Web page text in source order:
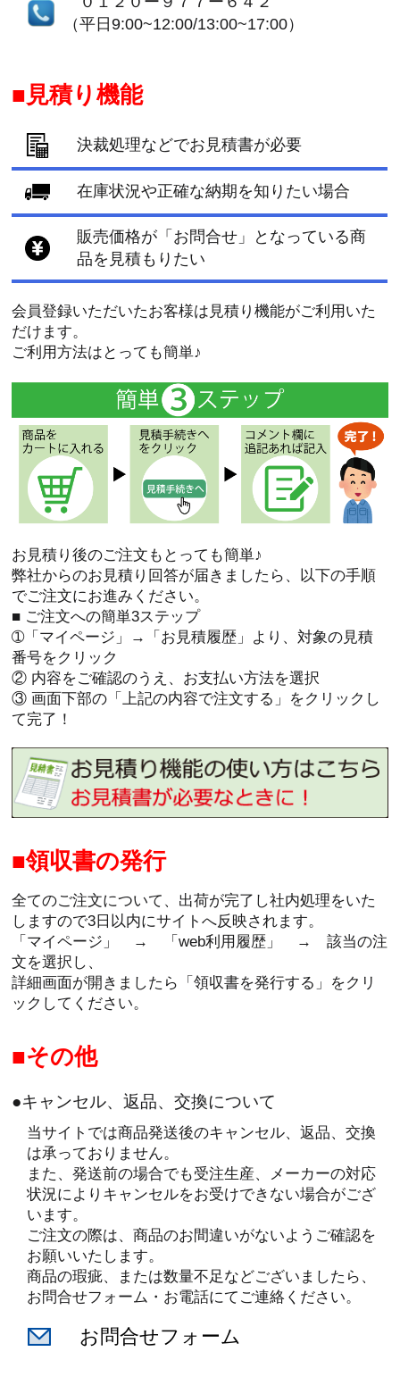
（平日9:00~12:00/13:00~17:00）
見積り機能
決裁処理などでお見積書が必要
在庫状況や正確な納期を知りたい場合
販売価格が「お問合せ」となっている商
品を見積もりたい
会員登録いただいたお客様は見積り機能がご利用いた
だけます。
ご利用方法はとっても簡単♪
お見積り後のご注文もとっても簡単♪
弊社からのお見積り回答が届きましたら、以下の手順
でご注文にお進みください。
■ ご注文への簡単3ステップ
➀「マイページ」→「お見積履歴」より、対象の見積
番号をクリック
② 内容をご確認のうえ、お支払い方法を選択
③ 画面下部の「上記の内容で注文する」をクリックし
て完了！
領収書の発行
全てのご注文について、出荷が完了し社内処理をいた
しますので3日以内にサイトへ反映されます。
「マイページ」 → 「web利用履歴」 → 該当の注
文を選択し、
詳細画面が開きましたら「領収書を発行する」をクリ
ックしてください。
その他
●キャンセル、返品、交換について
当サイトでは商品発送後のキャンセル、返品、交換
は承っておりません。
また、発送前の場合でも受注生産、メーカーの対応
状況によりキャンセルをお受けできない場合がござ
います。
ご注文の際は、商品のお間違いがないようご確認を
お願いいたします。
商品の瑕疵、または数量不足などございましたら、
お問合せフォーム・お電話にてご連絡ください。
お問合せフォーム